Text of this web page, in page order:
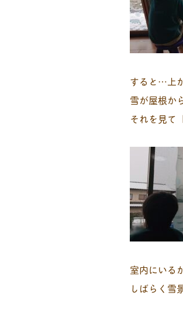
すると…上
雪が屋根か
それを見て
室内にいる
しばらく雪